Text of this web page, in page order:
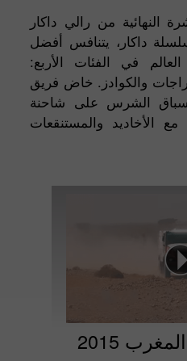
النهائية من رالي داكار
في سلسلة داكار، يتنافس أفضل
في الفئات الأربع:
والكوادز. خاض فريق
الشرس على شاحنة
الأخاديد والمستنقعات
2015